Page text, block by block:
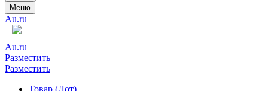
Меню
Au.ru
Au.ru
Разместить
Разместить
Товар (Лот)